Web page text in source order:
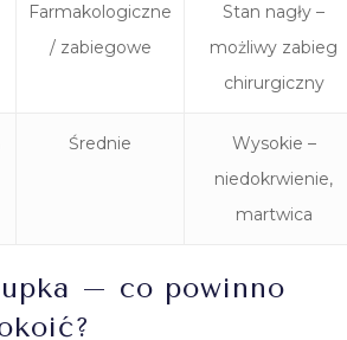
Farmakologiczne
/ zabiegowe
Stan nagły –
możliwy zabieg
chirurgiczny
Średnie
Wysokie –
niedokrwienie,
martwica
– co powinno